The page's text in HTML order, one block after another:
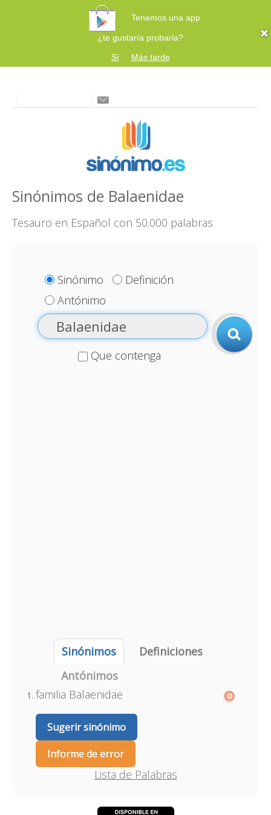
Tenemos una app
¿te gustaría probarla?
Sí
Más tarde
Sinónimos de Balaenidae
Tesauro en Español con 50.000 palabras
Sinónimo
Definición
Antónimo
Que contenga
Sinónimos
Definiciones
Antónimos
familia Balaenidae
Sugerir sinónimo
Informe de error
Lista de Palabras